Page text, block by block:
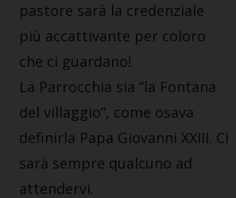
pastore sarà la credenziale
più accattivante per coloro
che ci guardano!
La Parrocchia sia “la Fontana
del villaggio”, come osava
definirla Papa Giovanni XXIII. Ci
sarà sempre qualcuno ad
attendervi.